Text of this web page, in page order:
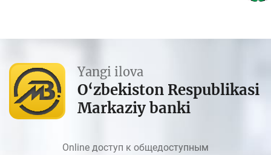
Yangi ilova
O‘zbekiston Respublikasi
Markaziy banki
Online доступ к общедоступным